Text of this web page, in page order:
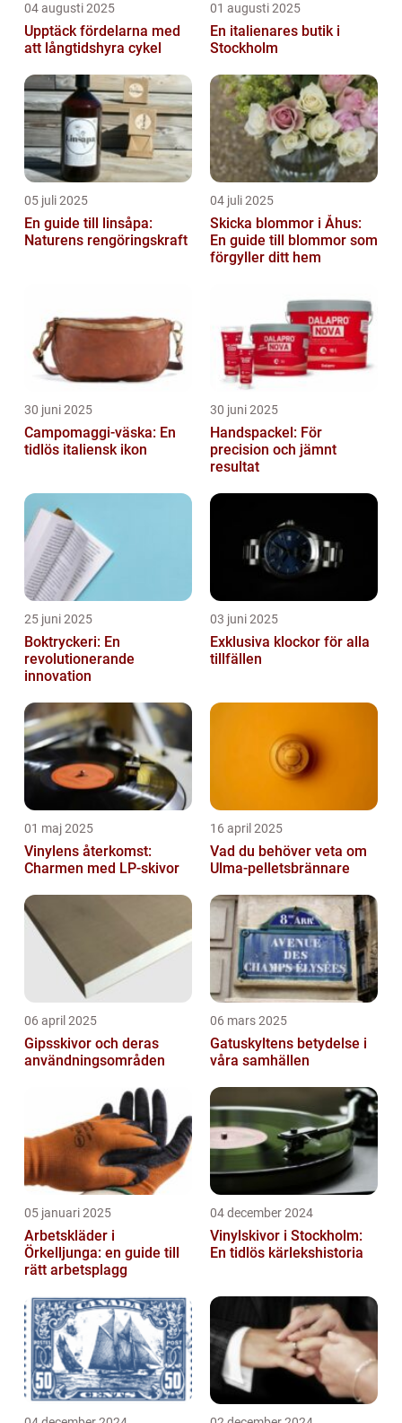
04 augusti 2025
Upptäck fördelarna med
att långtidshyra cykel
01 augusti 2025
En italienares butik i
Stockholm
05 juli 2025
En guide till linsåpa:
Naturens rengöringskraft
04 juli 2025
Skicka blommor i Åhus:
En guide till blommor som
förgyller ditt hem
30 juni 2025
Campomaggi-väska: En
tidlös italiensk ikon
30 juni 2025
Handspackel: För
precision och jämnt
resultat
25 juni 2025
Boktryckeri: En
revolutionerande
innovation
03 juni 2025
Exklusiva klockor för alla
tillfällen
01 maj 2025
Vinylens återkomst:
Charmen med LP-skivor
16 april 2025
Vad du behöver veta om
Ulma-pelletsbrännare
06 april 2025
Gipsskivor och deras
användningsområden
06 mars 2025
Gatuskyltens betydelse i
våra samhällen
05 januari 2025
Arbetskläder i
Örkelljunga: en guide till
rätt arbetsplagg
04 december 2024
Vinylskivor i Stockholm:
En tidlös kärlekshistoria